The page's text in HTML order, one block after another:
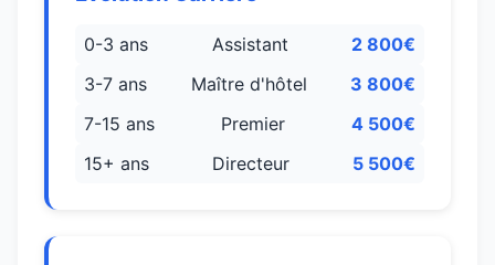
0-3 ans Assistant
2 800€
3-7 ans
Maître d'hôtel
3 800€
7-15 ans
Premier
4 500€
15+ ans
Directeur 5 500€